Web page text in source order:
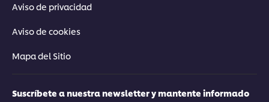
Aviso de privacidad
Aviso de cookies
Mapa del Sitio
Suscríbete a nuestra newsletter y mantente informado